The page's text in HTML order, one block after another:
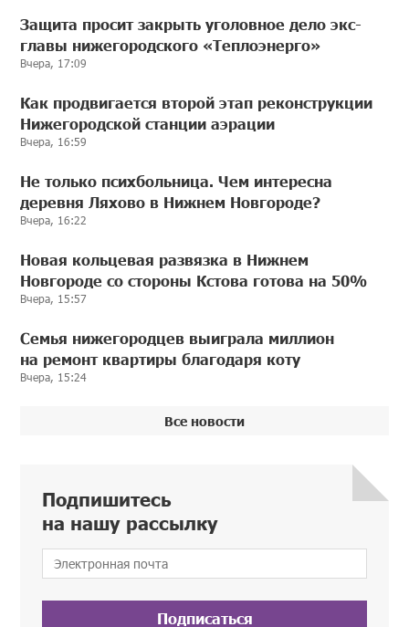
Защита просит закрыть уголовное дело экс-
главы нижегородского «Теплоэнерго»
Вчера, 17:09
Как продвигается второй этап реконструкции
Нижегородской станции аэрации
Вчера, 16:59
Не только психбольница. Чем интересна
деревня Ляхово в Нижнем Новгороде?
Вчера, 16:22
Новая кольцевая развязка в Нижнем
Новгороде со стороны Кстова готова на 50%
Вчера, 15:57
Семья нижегородцев выиграла миллион
на ремонт квартиры благодаря коту
Вчера, 15:24
Все новости
Подпишитесь
на нашу рассылку
Подписаться